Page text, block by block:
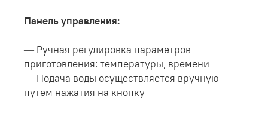
Панель управления:
— Ручная регулировка параметров
приготовления: температуры, времени
— Подача воды осуществляется вручную
путем нажатия на кнопку